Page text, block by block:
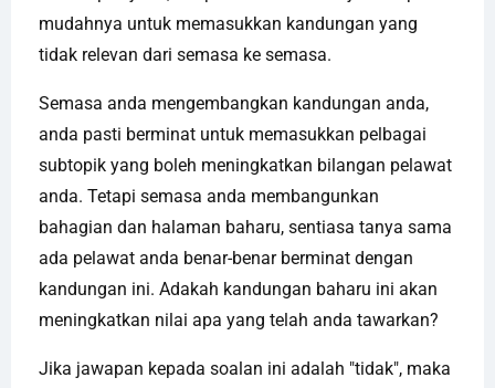
mudahnya untuk memasukkan kandungan yang
tidak relevan dari semasa ke semasa.
Semasa anda mengembangkan kandungan anda,
anda pasti berminat untuk memasukkan pelbagai
subtopik yang boleh meningkatkan bilangan pelawat
anda. Tetapi semasa anda membangunkan
bahagian dan halaman baharu, sentiasa tanya sama
ada pelawat anda benar-benar berminat dengan
kandungan ini. Adakah kandungan baharu ini akan
meningkatkan nilai apa yang telah anda tawarkan?
Jika jawapan kepada soalan ini adalah "tidak", maka